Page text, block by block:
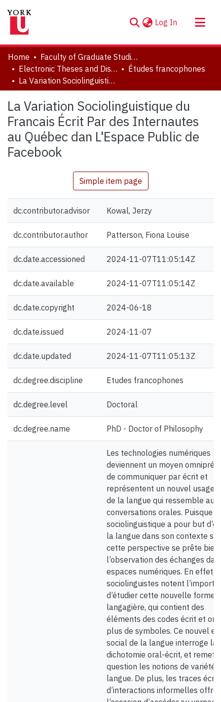
Log In (current)
About
Communities & Collections
Browse YorkSpace
Statistics
Home
Faculty of Graduate Studies
Electronic Theses and Dissertations (ETDs)
Études francophones
La Variation Sociolinguistique du Francais Écrit Par des Internautes au Québec dan L'Espace Public de Facebook
La Variation Sociolinguistique du
Francais Écrit Par des Internautes
au Québec dan L'Espace Public de
Facebook
Simple item page
dc.contributor.advisor Kowal, Jerzy
dc.contributor.author Patterson, Fiona Louise
dc.date.accessioned 2024-11-07T11:05:14Z
dc.date.available 2024-11-07T11:05:14Z
dc.date.copyright 2024-06-18
dc.date.issued 2024-11-07
dc.date.updated 2024-11-07T11:05:13Z
dc.degree.discipline Etudes francophones
dc.degree.level Doctoral
dc.degree.name PhD - Doctor of Philosophy
Les technologies numériques
deviennent un moyen
de communiquer par écrit et
représentent un nouvel usage
de la langue qui ressemble aux
conversations orales. Puisque la
sociolinguistique a pour but
la langue dans son contexte
cette perspective se prête bien
l’observation des échanges
espaces numériques. En effet,
sociolinguistes notent
d’étudier cette nouvelle forme
langagière, qui contient des
éléments des codes écrit et
plus de symboles. Ce nouvel
social de la langue interroge la
dichotomie oral-écrit, et remet
question les notions de variétés
langue. De plus, les traces
d’interactions informelles